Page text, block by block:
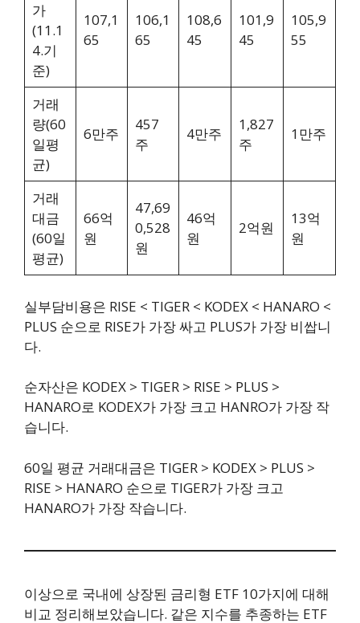
가
(11.1
4.기
준)
107,1
65
106,1
65
108,6
45
101,9
45
105,9
55
거래
량(60
일평
균)
6만주
457
주
4만주
1,827
주
1만주
거래
대금
(60일
평균)
66억
원
47,69
0,528
원
46억
원
2억원
13억
원
실부담비용은 RISE < TIGER < KODEX < HANARO <
PLUS 순으로 RISE가 가장 싸고 PLUS가 가장 비쌉니
다.
순자산은 KODEX > TIGER > RISE > PLUS >
HANARO로 KODEX가 가장 크고 HANRO가 가장 작
습니다.
60일 평균 거래대금은 TIGER > KODEX > PLUS >
RISE > HANARO 순으로 TIGER가 가장 크고
HANARO가 가장 작습니다.
이상으로 국내에 상장된 금리형 ETF 10가지에 대해
비교 정리해보았습니다. 같은 지수를 추종하는 ETF